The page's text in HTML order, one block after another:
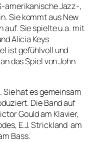
amerikanische Jazz-,
Sie kommt aus New
auf. Sie spielte u.a. mit
Alicia Keys
ist gefühlvoll und
das Spiel von John
hat es gemeinsam
Die Band auf
Gould am Klavier,
E.J. Strickland am
Bass.